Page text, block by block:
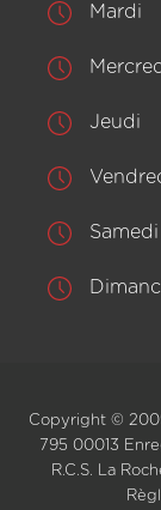
Mardi
Jeudi
Samedi
Copyright ©
795 00013
R.C.S. La